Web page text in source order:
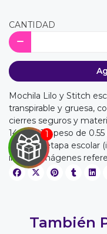
CANTIDAD
Mochila Lilo y Stitch
transpirable y gruesa,
cierres seguros y
14x32x41 y peso de
niñas en etapa escolar
incluye imágenes
También